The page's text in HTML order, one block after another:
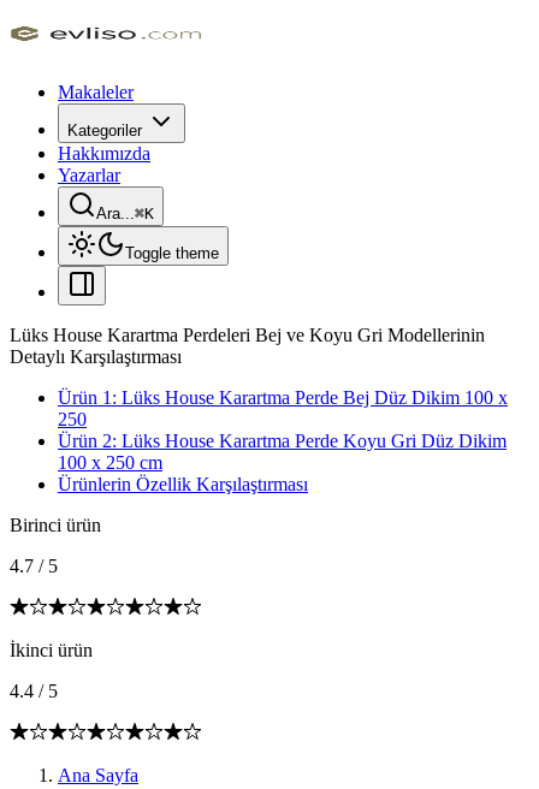
Makaleler
Kategoriler
Hakkımızda
Yazarlar
Ara...⌘K
Toggle theme
Lüks House Karartma Perdeleri Bej ve Koyu Gri Modellerinin
Detaylı Karşılaştırması
Ürün 1: Lüks House Karartma Perde Bej Düz Dikim 100 x
250
Ürün 2: Lüks House Karartma Perde Koyu Gri Düz Dikim
100 x 250 cm
Ürünlerin Özellik Karşılaştırması
Birinci ürün
4.7 / 5
İkinci ürün
4.4 / 5
Ana Sayfa